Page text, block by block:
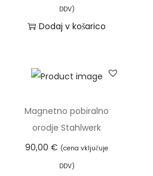
DDV)
Dodaj v košarico
Magnetno pobiralno
orodje Stahlwerk
90,00€ (cena vključuje
DDV)